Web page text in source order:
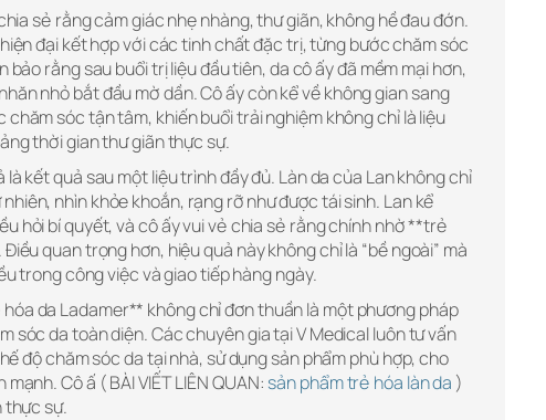
sẻ rằng cảm giác nhẹ nhàng, thư giãn, không hề đau đớn.
đại kết hợp với các tinh chất đặc trị, từng bước chăm sóc
rằng sau buổi trị liệu đầu tiên, da cô ấy đã mềm mại hơn,
nhỏ bắt đầu mờ dần. Cô ấy còn kể về không gian sang
sóc tận tâm, khiến buổi trải nghiệm không chỉ là liệu
thời gian thư giãn thực sự.
kết quả sau một liệu trình đầy đủ. Làn da của Lan không chỉ
nhìn khỏe khoắn, rạng rỡ như được tái sinh. Lan kể
hỏi bí quyết, và cô ấy vui vẻ chia sẻ rằng chính nhờ **trẻ
quan trọng hơn, hiệu quả này không chỉ là “bề ngoài” mà
trong công việc và giao tiếp hàng ngày.
da Ladamer** không chỉ đơn thuần là một phương pháp
sóc da toàn diện. Các chuyên gia tại V Medical luôn tư vấn
độ chăm sóc da tại nhà, sử dụng sản phẩm phù hợp, cho
Cô ấ ( BÀI VIẾT LIÊN QUAN: sản phẩm trẻ hóa làn da )
thực sự.